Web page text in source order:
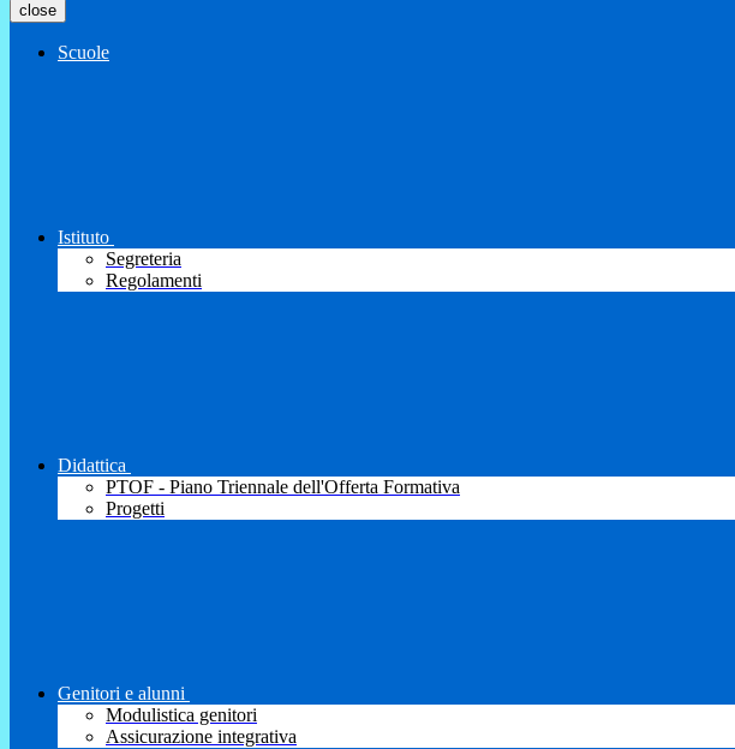
close
Scuole
Istituto
Segreteria
Regolamenti
Didattica
PTOF - Piano Triennale dell'Offerta Formativa
Progetti
Genitori e alunni
Modulistica genitori
Assicurazione integrativa